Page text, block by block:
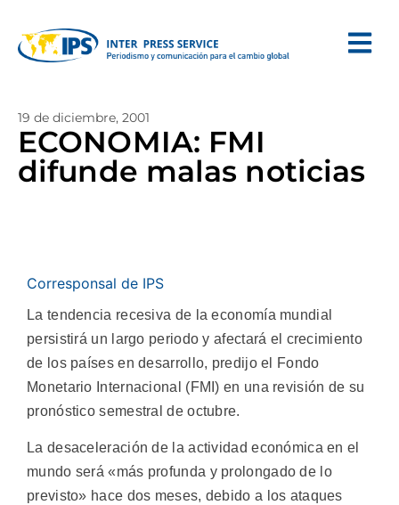
19 de diciembre, 2001
ECONOMIA: FMI
difunde malas noticias
Corresponsal de IPS
La tendencia recesiva de la economía mundial
persistirá un largo periodo y afectará el crecimiento
de los países en desarrollo, predijo el Fondo
Monetario Internacional (FMI) en una revisión de su
pronóstico semestral de octubre.
La desaceleración de la actividad económica en el
mundo será «más profunda y prolongado de lo
previsto» hace dos meses, debido a los ataques